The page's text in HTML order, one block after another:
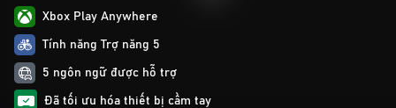
Xbox Play Anywhere
Tính năng Trợ năng 5
5 ngôn ngữ được hỗ trợ
Đã tối ưu hóa thiết bị cầm tay